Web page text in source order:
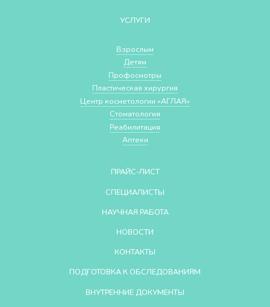
УСЛУГИ
Взрослым
Детям
Профосмотры
Пластическая хирургия
Центр косметологии «АГЛАЯ»
Стоматология
Реабилитация
Аптеки
ПРАЙС-ЛИСТ
СПЕЦИАЛИСТЫ
НАУЧНАЯ РАБОТА
НОВОСТИ
КОНТАКТЫ
ПОДГОТОВКА К ОБСЛЕДОВАНИЯМ
ВНУТРЕННИЕ ДОКУМЕНТЫ